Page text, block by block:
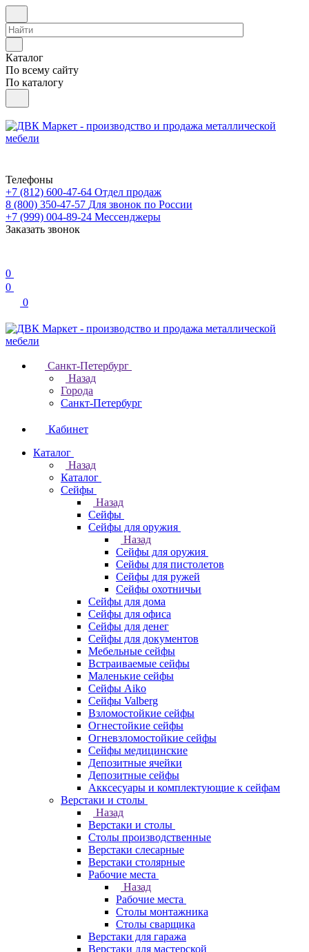
Каталог
По всему сайту
По каталогу
Телефоны
+7 (812) 600-47-64 Отдел продаж
8 (800) 350-47-57 Для звонок по России
+7 (999) 004-89-24 Мессенджеры
Заказать звонок
0
0
0
Санкт-Петербург
Назад
Города
Санкт-Петербург
Кабинет
Каталог
Назад
Каталог
Cейфы
Назад
Cейфы
Cейфы для оружия
Назад
Cейфы для оружия
Сейфы для пистолетов
Сейфы для ружей
Сейфы охотничьи
Cейфы для дома
Cейфы для офиса
Сейфы для денег
Сейфы для документов
Мебельные сейфы
Встраиваемые сейфы
Маленькие сейфы
Сейфы Aiko
Сейфы Valberg
Взломостойкие сейфы
Огнестойкие сейфы
Огневзломостойкие сейфы
Сейфы медицинские
Депозитные ячейки
Депозитные сейфы
Акксесуары и комплектующие к сейфам
Верстаки и столы
Назад
Верстаки и столы
Столы производственные
Верстаки слесарные
Верстаки столярные
Рабочие места
Назад
Рабочие места
Столы монтажника
Столы сварщика
Верстаки для гаража
Верстаки для мастерской